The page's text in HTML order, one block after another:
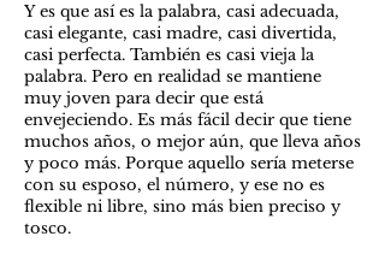
Y es que así es la palabra, casi adecuada,
casi elegante, casi madre, casi divertida,
casi perfecta. También es casi vieja la
palabra. Pero en realidad se mantiene
muy joven para decir que está
envejeciendo. Es más fácil decir que tiene
muchos años, o mejor aún, que lleva años
y poco más. Porque aquello sería meterse
con su esposo, el número, y ese no es
flexible ni libre, sino más bien preciso y
tosco.